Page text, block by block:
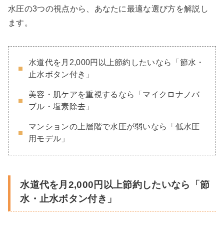
水圧の3つの視点から、あなたに最適な選び方を解説し
ます。
水道代を月2,000円以上節約したいなら「節水・
止水ボタン付き」
美容・肌ケアを重視するなら「マイクロナノバ
ブル・塩素除去」
マンションの上層階で水圧が弱いなら「低水圧
用モデル」
水道代を月2,000円以上節約したいなら「節
水・止水ボタン付き」